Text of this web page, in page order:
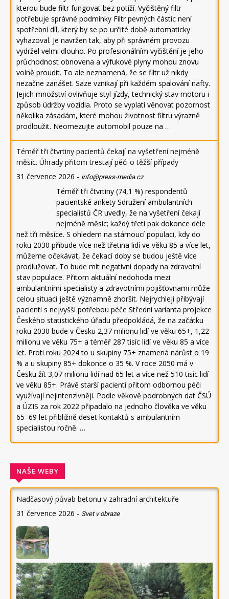
kterou bude filtr fungovat bez potíží. Vyčištěný filtr
potřebuje správné podmínky Filtr pevných částic není
spotřební díl, který by se po určité době automaticky
vyhazoval. Je navržen tak, aby při správném provozu
vydržel velmi dlouho. Po profesionálním vyčištění je jeho
průchodnost obnovena a výfukové plyny mohou znovu
volně proudit. To ale neznamená, že se filtr už nikdy
nezačne zanášet. Saze vznikají při každém spalování nafty.
Jejich množství ovlivňuje styl jízdy, technický stav motoru i
způsob údržby vozidla. Proto se vyplatí věnovat pozornost
několika zásadám, které mohou životnost filtru výrazně
prodloužit. Neomezujte automobil pouze na …
Téměř tři čtvrtiny pacientů čekají na vyšetření nejméně
měsíc. Úhrady přitom trestají péči o těžší případy
31 července 2026 - info@press-media.cz
Téměř tři čtvrtiny (74,1 %) respondentů
pacientské ankety Sdružení ambulantních
specialistů ČR uvedly, že na vyšetření čekají
nejméně měsíc; každý třetí pak dokonce déle
než tři měsíce. S ohledem na stárnoucí populaci, kdy do
roku 2030 přibude více než třetina lidí ve věku 85 a více let,
můžeme očekávat, že čekací doby se budou ještě více
prodlužovat. To bude mít negativní dopady na zdravotní
stav populace. Přitom aktuální nedohoda mezi
ambulantními specialisty a zdravotními pojišťovnami může
celou situaci ještě významně zhoršit. Nejrychleji přibývají
pacienti s nejvyšší potřebou péče Střední varianta projekce
Českého statistického úřadu předpokládá, že na začátku
roku 2030 bude v Česku 2,37 milionu lidí ve věku 65+, 1,22
milionu ve věku 75+ a téměř 287 tisíc lidí ve věku 85 a více
let. Proti roku 2024 to u skupiny 75+ znamená nárůst o 19
% a u skupiny 85+ dokonce o 35 %. V roce 2050 má v
Česku žít 3,07 milionu lidí nad 65 let a více než 510 tisíc lidí
ve věku 85+. Právě starší pacienti přitom odbornou péči
využívají nejintenzivněji. Podle věkově podrobných dat ČSÚ
a ÚZIS za rok 2022 připadalo na jednoho člověka ve věku
65–69 let přibližně deset kontaktů s ambulantním
specialistou ročně. …
NAŠE WEBY
Nadčasový půvab betonu v zahradní architektuře
31 července 2026 - Svet v obraze